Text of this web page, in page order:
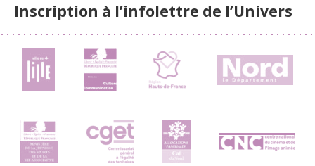
Inscription à l’infolettre de l’Univers